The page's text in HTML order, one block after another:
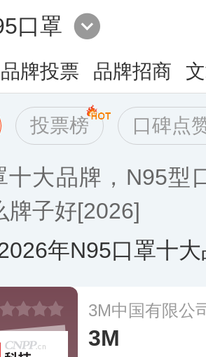
口罩
品牌投票 品牌招商
投票榜 口碑点
十大品牌，N95型
牌子好[2026]
年N95口罩十
3M中国有限公
3M